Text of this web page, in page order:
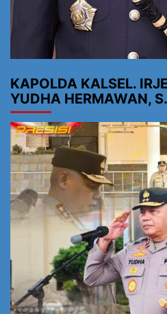
KAPOLDA KALSEL.
YUDHA HERMAWAN,